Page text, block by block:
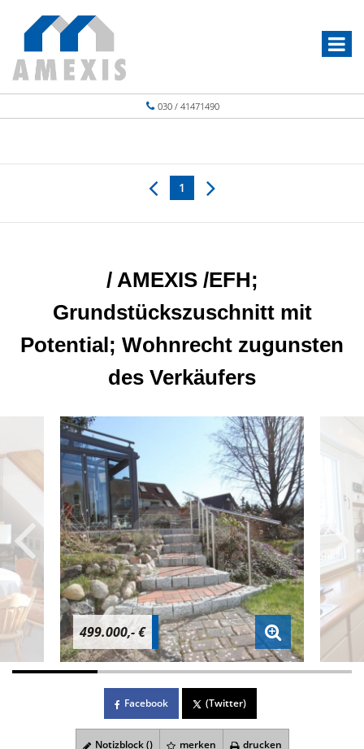
030 / 41471490
1
/ AMEXIS /EFH;
Grundstückszuschnitt mit
Potential; Wohnrecht zugunsten
des Verkäufers
499.000,- €
Facebook (Twitter)
Notizblock () merken drucken